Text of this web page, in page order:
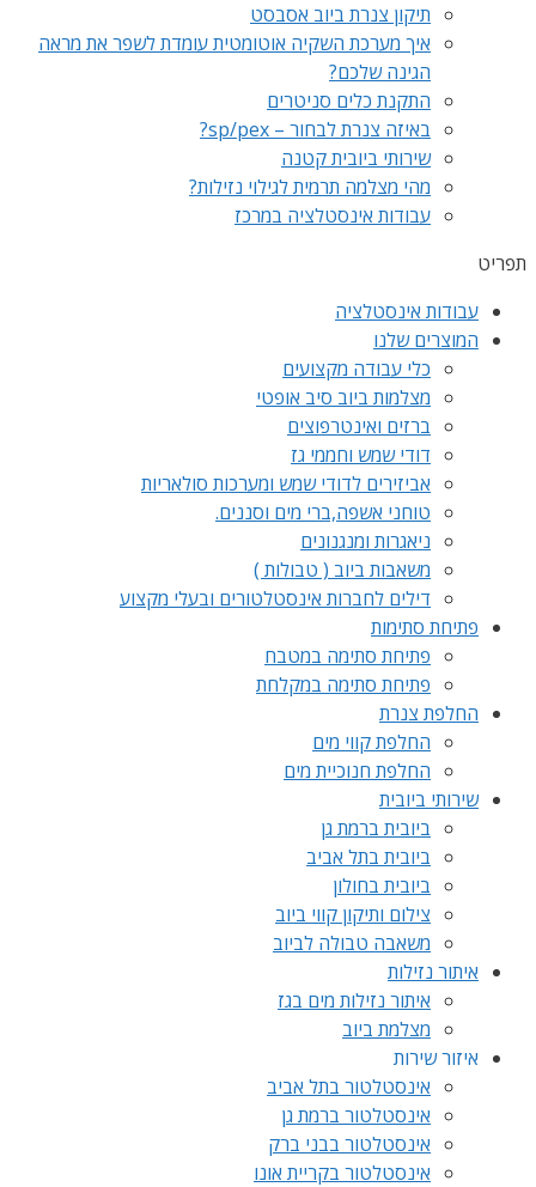
תיקון צנרת ביוב אסבסט
איך מערכת השקיה אוטומטית עומדת לשפר את מראה
הגינה שלכם?
התקנת כלים סניטרים
באיזה צנרת לבחור – sp/pex?
שירותי ביובית קטנה
מהי מצלמה תרמית לגילוי נזילות?
עבודות אינסטלציה במרכז
תפריט
עבודות אינסטלציה
המוצרים שלנו
כלי עבודה מקצועים
מצלמות ביוב סיב אופטי
ברזים ואינטרפוצים
דודי שמש וחממי גז
אביזירים לדודי שמש ומערכות סולאריות
טוחני אשפה,ברי מים וסננים.
ניאגרות ומנגנונים
משאבות ביוב ( טבולות )
דילים לחברות אינסטלטורים ובעלי מקצוע
פתיחת סתימות
פתיחת סתימה במטבח
פתיחת סתימה במקלחת
החלפת צנרת
החלפת קווי מים
החלפת חנוכיית מים
שירותי ביובית
ביובית ברמת גן
ביובית בתל אביב
ביובית בחולון
צילום ותיקון קווי ביוב
משאבה טבולה לביוב
איתור נזילות
איתור נזילות מים בגז
מצלמת ביוב
איזור שירות
אינסטלטור בתל אביב
אינסטלטור ברמת גן
אינסטלטור בבני ברק
אינסטלטור בקריית אונו